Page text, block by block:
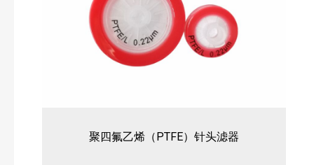
聚四氟乙烯（PTFE）针头滤器